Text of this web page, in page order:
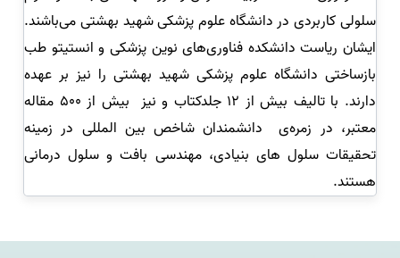
سلولی کاربردی در دانشگاه علوم پزشکی شهید بهشتی می‌باشند.
ایشان ریاست دانشکده فناوری‌های نوین پزشکی و انستیتو طب
بازساختی دانشگاه علوم پزشکی شهید بهشتی را نیز بر عهده
دارند. با تالیف بیش از 12 جلدکتاب و نیز
بیش از 500 مقاله
معتبر، در زمره‌ی
دانشمندان شاخص بین المللی در زمینه
تحقیقات سلول های بنیادی، مهندسی بافت و سلول درمانی
هستند.